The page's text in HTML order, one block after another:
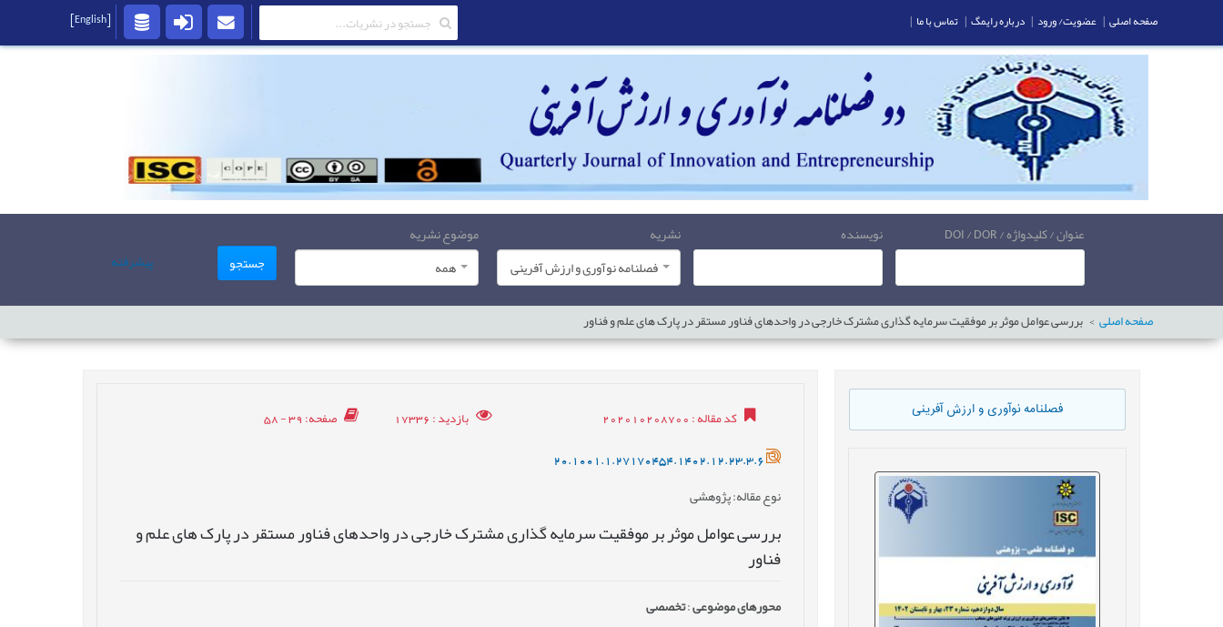
عنوان / کلیدواژه / DOI / DOR نویسنده
نشریه
فصلنامه نوآوری و ارزش آفرینی
موضوع نشریه
همه
جستجو پیشرفته
صفحه اصلی بررسی عوامل موثر بر موفقیت سرمایه گذاری مشترک خارجی در واحدهای فناور مستقر در پارک های علم و فناور
فصلنامه نوآوری و ارزش آفرینی کد مقاله: 202010208700 بازدید: 17336 صفحه: 39 - 58
20.1001.1.27170454.1402.12.23.3.6
نوع مقاله: پژوهشی
بررسی عوامل موثر بر موفقیت سرمایه گذاری مشترک خارجی در واحدهای فناور مستقر در پارک های علم و
فناور
محورهای موضوعی:تخصصی
صفحه اصلی | عضویت/ ورود | درباره رایمگ | تماس با ما |
[English]